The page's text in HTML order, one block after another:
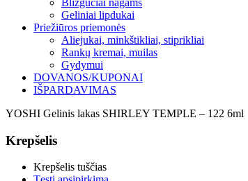
Blizgučiai nagams
Geliniai lipdukai
Priežiūros priemonės
Aliejukai, minkštikliai, stiprikliai
Rankų kremai, muilas
Gydymui
DOVANOS/KUPONAI
IŠPARDAVIMAS
YOSHI Gelinis lakas SHIRLEY TEMPLE – 122 6ml
Krepšelis
Krepšelis tuščias